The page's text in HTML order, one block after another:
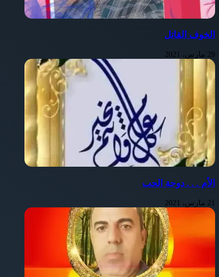
الخوف القاتل
29 مارس، 2021
الأم . . . دوحة الحب
21 مارس، 2021